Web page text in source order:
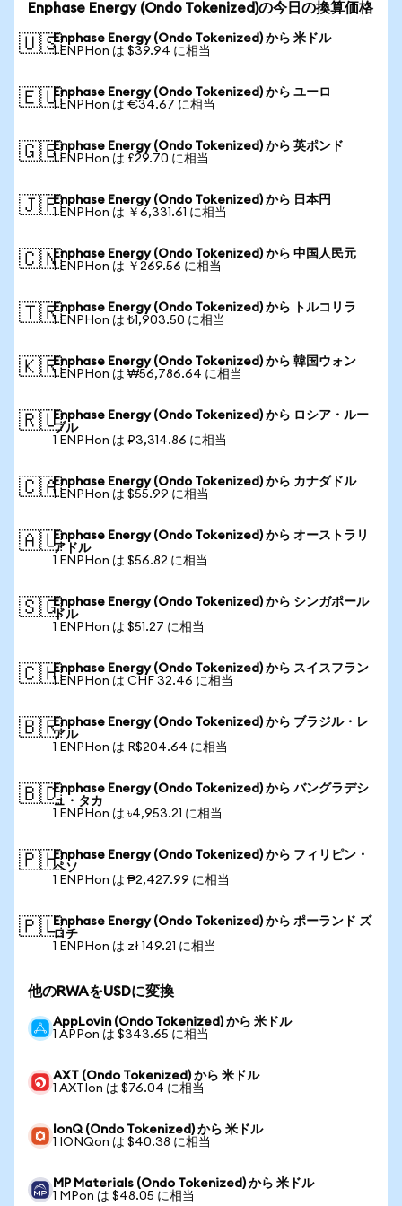
Enphase Energy (Ondo Tokenized)の今日の換算価格
🇺🇸Enphase Energy (Ondo Tokenized) から 米ドル
1 ENPHon は $39.94 に相当
🇪🇺Enphase Energy (Ondo Tokenized) から ユーロ
1 ENPHon は €34.67 に相当
🇬🇧Enphase Energy (Ondo Tokenized) から 英ポンド
1 ENPHon は £29.70 に相当
🇯🇵Enphase Energy (Ondo Tokenized) から 日本円
1 ENPHon は ￥6,331.61 に相当
🇨🇳Enphase Energy (Ondo Tokenized) から 中国人民元
1 ENPHon は ￥269.56 に相当
🇹🇷Enphase Energy (Ondo Tokenized) から トルコリラ
1 ENPHon は ₺1,903.50 に相当
🇰🇷Enphase Energy (Ondo Tokenized) から 韓国ウォン
1 ENPHon は ₩56,786.64 に相当
🇷🇺Enphase Energy (Ondo Tokenized) から ロシア・ルー
ブル
1 ENPHon は ₽3,314.86 に相当
🇨🇦Enphase Energy (Ondo Tokenized) から カナダドル
1 ENPHon は $55.99 に相当
🇦🇺Enphase Energy (Ondo Tokenized) から オーストラリ
アドル
1 ENPHon は $56.82 に相当
🇸🇬Enphase Energy (Ondo Tokenized) から シンガポール
ドル
1 ENPHon は $51.27 に相当
🇨🇭Enphase Energy (Ondo Tokenized) から スイスフラン
1 ENPHon は CHF 32.46 に相当
🇧🇷Enphase Energy (Ondo Tokenized) から ブラジル・レ
アル
1 ENPHon は R$204.64 に相当
🇧🇩Enphase Energy (Ondo Tokenized) から バングラデシ
ュ・タカ
1 ENPHon は ৳4,953.21 に相当
🇵🇭Enphase Energy (Ondo Tokenized) から フィリピン・
ペソ
1 ENPHon は ₱2,427.99 に相当
🇵🇱Enphase Energy (Ondo Tokenized) から ポーランド ズ
ロチ
1 ENPHon は zł 149.21 に相当
他のRWAをUSDに変換
AppLovin (Ondo Tokenized) から 米ドル
1 APPon は $343.65 に相当
AXT (Ondo Tokenized) から 米ドル
1 AXTIon は $76.04 に相当
IonQ (Ondo Tokenized) から 米ドル
1 IONQon は $40.38 に相当
MP Materials (Ondo Tokenized) から 米ドル
1 MPon は $48.05 に相当